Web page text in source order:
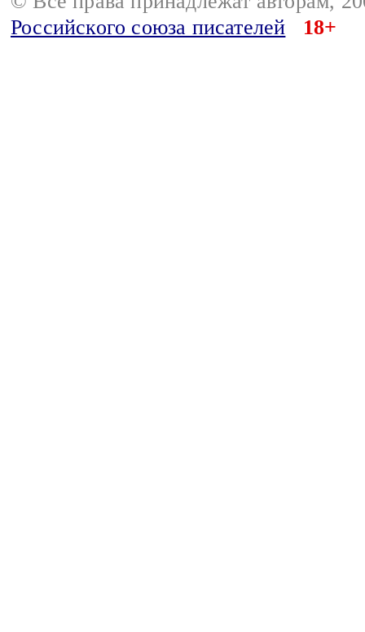
Российского союза писателей
18+